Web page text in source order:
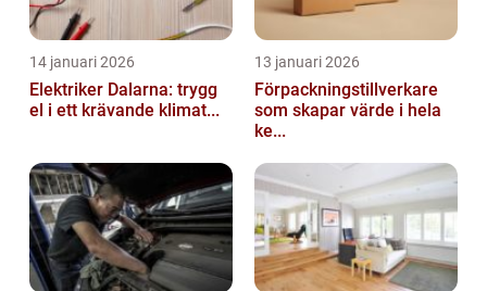
14 januari 2026
Elektriker Dalarna: trygg
el i ett krävande klimat...
13 januari 2026
Förpackningstillverkare
som skapar värde i hela
ke...